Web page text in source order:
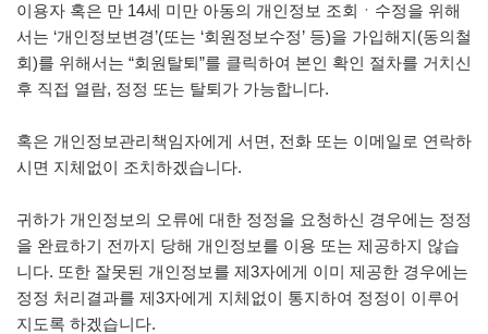
이용자 혹은 만 14세 미만 아동의 개인정보 조회ㆍ수정을 위해
서는 ‘개인정보변경’(또는 ‘회원정보수정’ 등)을 가입해지(동의철
회)를 위해서는 “회원탈퇴”를 클릭하여 본인 확인 절차를 거치신
후 직접 열람, 정정 또는 탈퇴가 가능합니다.
혹은 개인정보관리책임자에게 서면, 전화 또는 이메일로 연락하
시면 지체없이 조치하겠습니다.
귀하가 개인정보의 오류에 대한 정정을 요청하신 경우에는 정정
을 완료하기 전까지 당해 개인정보를 이용 또는 제공하지 않습
니다. 또한 잘못된 개인정보를 제3자에게 이미 제공한 경우에는
정정 처리결과를 제3자에게 지체없이 통지하여 정정이 이루어
지도록 하겠습니다.